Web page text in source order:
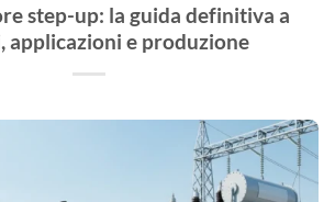
step-up: la guida definitiva a
applicazioni e produzione